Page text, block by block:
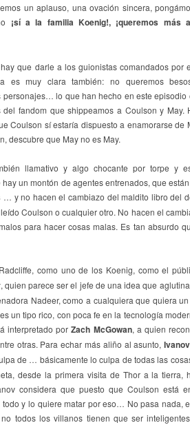
un aplauso, una ovación sincera,
¡sí a la familia Koenig!, ¡queremos más
que darle a los guionistas comandados por
es muy clara también: no queremos
personajes… lo que han hecho en este episodio
fandom que shippeamos a Coulson y May.
Coulson sí estaría dispuesto a enamorarse de
descubre que May no es May.
llamativo y algo chocante por torpe y
un montón de agentes entrenados, que
… y no hacen el cambiazo del maldito libro del
Coulson o cualquier otro. No hacen el
para hacer cosas malas. Es tan absurdo
como uno de los Koenig, como el
, quien parece ser el jefe de una idea que
Nadeer, como a cualquiera que quiera
un tipo rico, con poca fe en la tecnología
interpretado porZach McGowan, a quien
otras. Para echar más aliño al asunto,
de … básicamente lo culpa de todas las
desde la primera visita de Thor a la tierra,
considera que puesto que Coulson está
y lo quiere matar por eso… No pasa nada,
todos los villanos tienen que ser